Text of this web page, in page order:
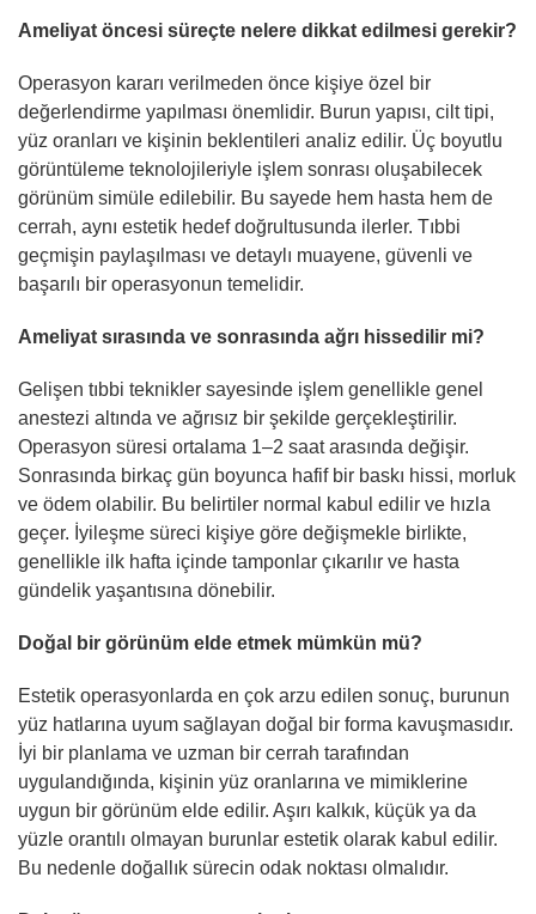
Ameliyat öncesi süreçte nelere dikkat edilmesi gerekir?
Operasyon kararı verilmeden önce kişiye özel bir
değerlendirme yapılması önemlidir. Burun yapısı, cilt tipi,
yüz oranları ve kişinin beklentileri analiz edilir. Üç boyutlu
görüntüleme teknolojileriyle işlem sonrası oluşabilecek
görünüm simüle edilebilir. Bu sayede hem hasta hem de
cerrah, aynı estetik hedef doğrultusunda ilerler. Tıbbi
geçmişin paylaşılması ve detaylı muayene, güvenli ve
başarılı bir operasyonun temelidir.
Ameliyat sırasında ve sonrasında ağrı hissedilir mi?
Gelişen tıbbi teknikler sayesinde işlem genellikle genel
anestezi altında ve ağrısız bir şekilde gerçekleştirilir.
Operasyon süresi ortalama 1–2 saat arasında değişir.
Sonrasında birkaç gün boyunca hafif bir baskı hissi, morluk
ve ödem olabilir. Bu belirtiler normal kabul edilir ve hızla
geçer. İyileşme süreci kişiye göre değişmekle birlikte,
genellikle ilk hafta içinde tamponlar çıkarılır ve hasta
gündelik yaşantısına dönebilir.
Doğal bir görünüm elde etmek mümkün mü?
Estetik operasyonlarda en çok arzu edilen sonuç, burunun
yüz hatlarına uyum sağlayan doğal bir forma kavuşmasıdır.
İyi bir planlama ve uzman bir cerrah tarafından
uygulandığında, kişinin yüz oranlarına ve mimiklerine
uygun bir görünüm elde edilir. Aşırı kalkık, küçük ya da
yüzle orantılı olmayan burunlar estetik olarak kabul edilir.
Bu nedenle doğallık sürecin odak noktası olmalıdır.